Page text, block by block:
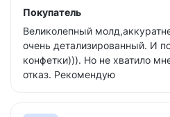
Покупатель
Великолепный
очень детализированный. И
конфетки))). Но не хватило
отказ. Рекомендую